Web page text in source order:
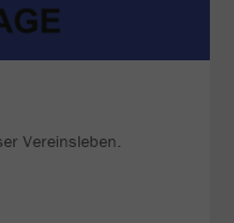
Vereinsleben.